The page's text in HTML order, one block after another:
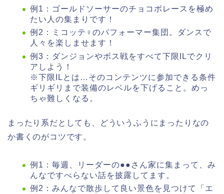
例1：ゴールドソーサーのチョコボレースを極め
たい人の集まりです！
例2：ミコッテ♀のパフォーマー集団。ダンスで
人々を楽しませます！
例3：ダンジョンやボス戦をすべて下限ILでクリ
アしよう！
※下限ILとは…そのコンテンツに参加できる条件
ギリギリまで装備のレベルを下げること。めっ
ちゃ難しくなる。
まったり系だとしても、どういうふうにまったりなの
か書くのがコツです。
例1：毎週、リーダーの●●さん家に集まって、み
んなですべらない話を披露してます。
例2：みんなで散歩して良い景色を見つけて「エ